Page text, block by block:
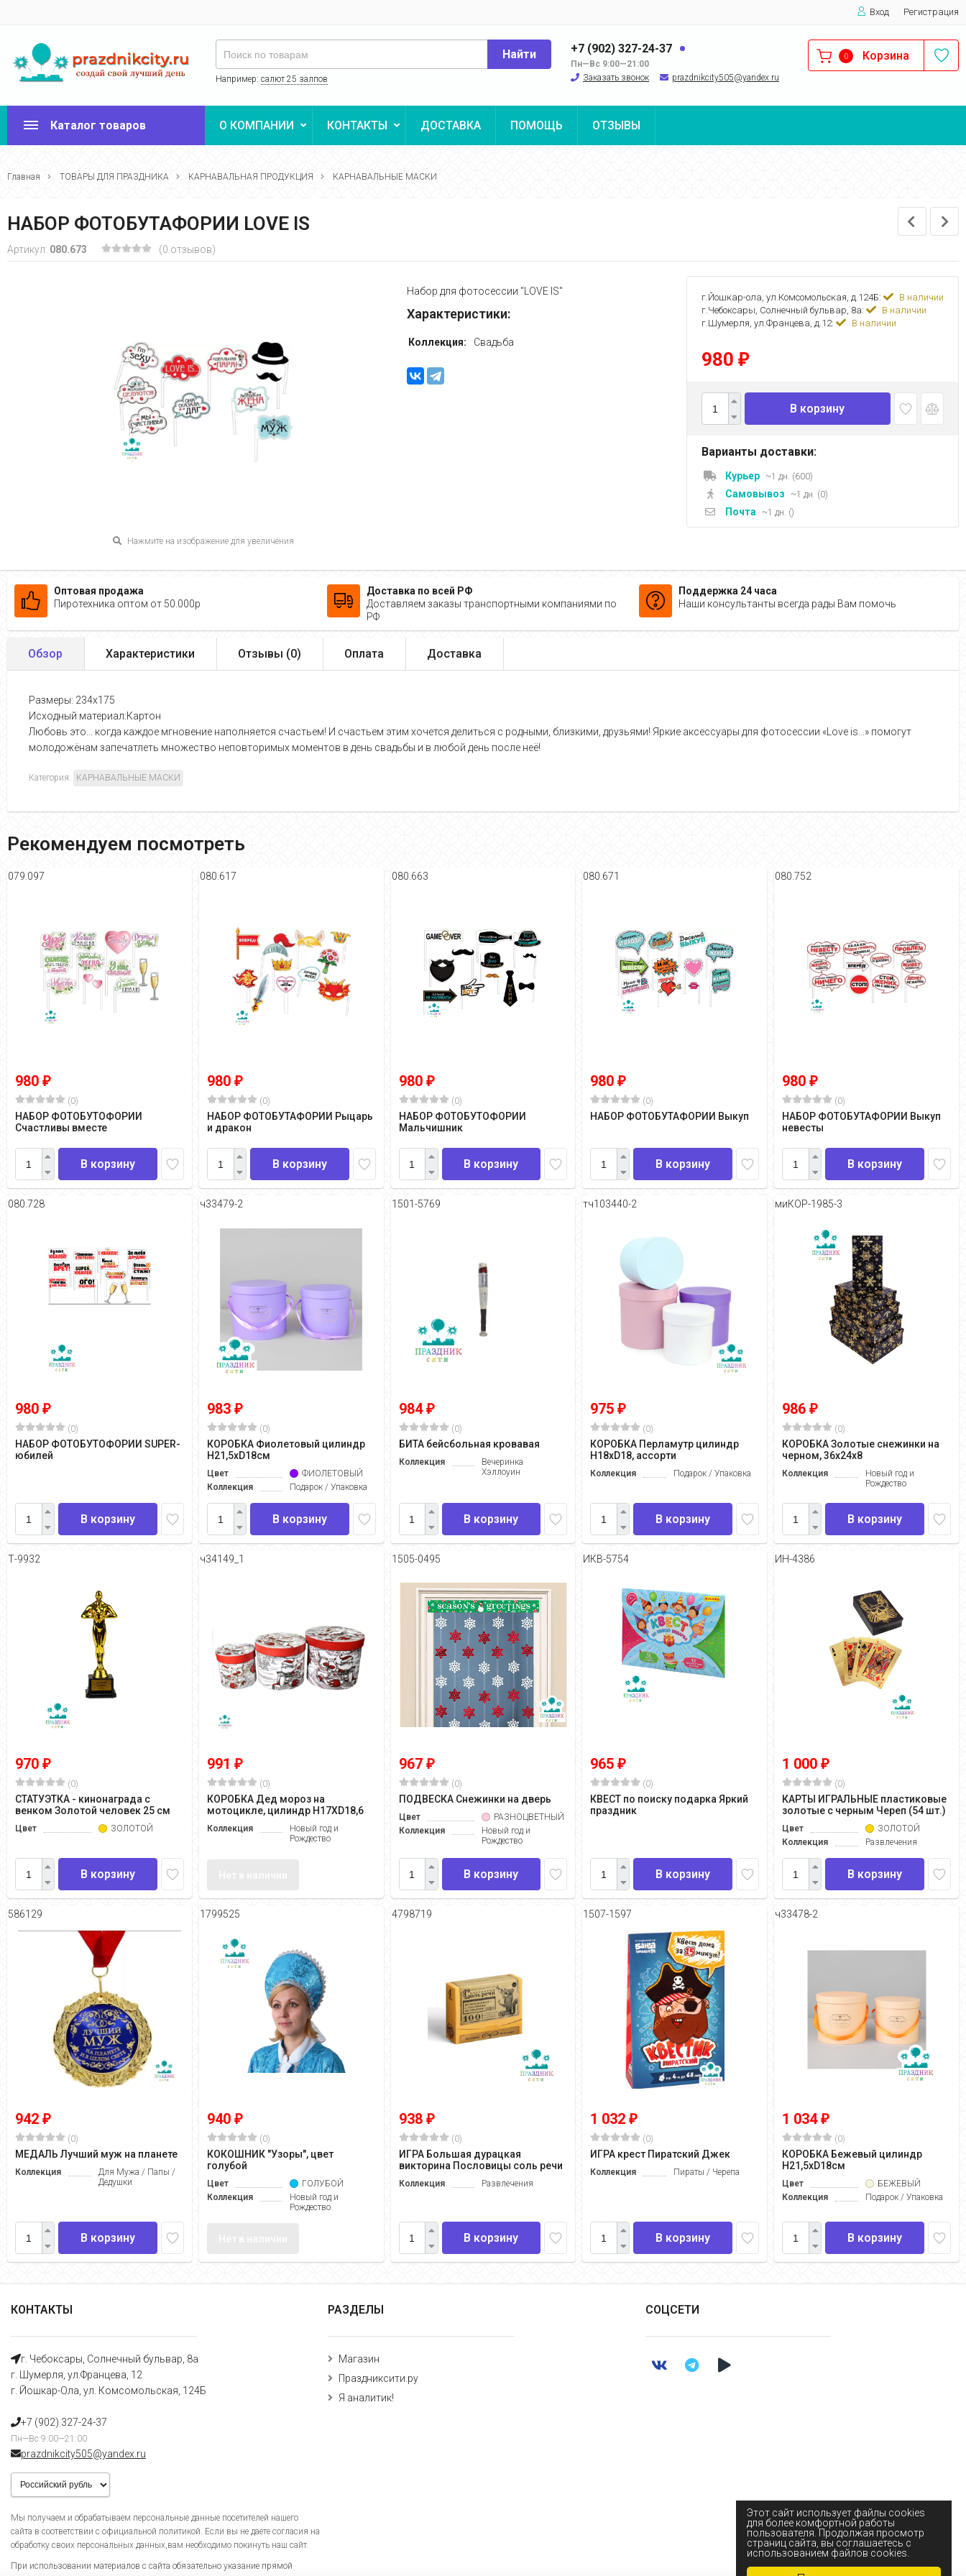
Этот сайт использует файлы cookies
для более комфортной работы
пользователя. Продолжая просмотр
страниц сайта, вы соглашаетесь с
использованием файлов cookies.
Вход Регистрация
+7 (902) 327-24-37
Пн—Вс 9:00—21:00
Заказать звонок
prazdnikcity505@yandеx.ru
Найти
Например: салют 25 залпов
0 Корзина
Каталог товаров О КОМПАНИИ КОНТАКТЫ ДОСТАВКА ПОМОЩЬ ОТЗЫВЫ
Главная ТОВАРЫ ДЛЯ ПРАЗДНИКА КАРНАВАЛЬНАЯ ПРОДУКЦИЯ КАРНАВАЛЬНЫЕ МАСКИ
НАБОР ФОТОБУТАФОРИИ LOVE IS
Артикул: 080.673 (0 отзывов)
Нажмите на изображение для увеличения
Набор для фотосессии "LOVE IS"
Характеристики:
Коллекция: Свадьба
г.Йошкар-ола, ул.Комсомольская, д.124Б:
В наличии
г.Чебоксары, Солнечный бульвар, 8а:
В наличии
г.Шумерля, ул.Францева, д.12:
В наличии
980 ₽
В корзину
Варианты доставки:
Курьер ~1 дн. (600)
Самовывоз ~1 дн. (0)
Почта ~1 дн. ()
Оптовая продажа
Пиротехника оптом от 50.000р
Доставка по всей РФ
Доставляем заказы транспортными компаниями по
РФ
Поддержка 24 часа
Наши консультанты всегда рады Вам помочь
Обзор Характеристики Отзывы (0) Оплата Доставка
Размеры: 234х175
Исходный материал:Картон
Любовь это... когда каждое мгновение наполняется счастьем! И счастьем этим хочется делиться с родными, близкими, друзьями! Яркие аксессуары для фотосессии «Love is...» помогут
молодожёнам запечатлеть множество неповторимых моментов в день свадьбы и в любой день после неё!
Категория: КАРНАВАЛЬНЫЕ МАСКИ
Рекомендуем посмотреть
079.097
980 ₽
(0)
НАБОР ФОТОБУТОФОРИИ
Счастливы вместе
В корзину
080.617
980 ₽
(0)
НАБОР ФОТОБУТАФОРИИ Рыцарь
и дракон
В корзину
080.663
980 ₽
(0)
НАБОР ФОТОБУТОФОРИИ
Мальчишник
В корзину
080.671
980₽
(0)
НАБОР ФОТОБУТАФОРИИ Выкуп
В корзину
080.752
980₽
(0)
НАБОР ФОТОБУТАФОРИИ Выкуп
невесты
В корзину
080.728
980 ₽
(0)
НАБОР ФОТОБУТОФОРИИ SUPER-
юбилей
В корзину
ч33479-2
983 ₽
(0)
КОРОБКА Фиолетовый цилиндр
H21,5хD18см
Цвет
ФИОЛЕТОВЫЙ
Коллекция
Подарок / Упаковка
В корзину
1501-5769
984 ₽
(0)
БИТА бейсбольная кровавая
Коллекция
Вечеринка
Хэллоуин
В корзину
тч103440-2
975₽
(0)
КОРОБКА Перламутр цилиндр
H18хD18, ассорти
Коллекция Подарок / Упаковка
В корзину
миКОР-1985-3
986₽
(0)
КОРОБКА Золотые снежинки на
черном, 36х24х8
Коллекция
Новый год и
Рождество
В корзину
Т-9932
970 ₽
(0)
СТАТУЭТКА - кинонаграда с
венком Золотой человек 25 см
Цвет ЗОЛОТОЙ
В корзину
ч34149_1
991 ₽
(0)
КОРОБКА Дед мороз на
мотоцикле, цилиндр H17ХD18,6
Коллекция
Новый год и
Рождество
1505-0495
967 ₽
(0)
ПОДВЕСКА Снежинки на дверь
Цвет
РАЗНОЦВЕТНЫЙ
Коллекция
Новый год и
Рождество
В корзину
ИКВ-5754
965₽
(0)
КВЕСТ по поиску подарка Яркий
праздник
В корзину
ИН-4386
1 000₽
(0)
КАРТЫ ИГРАЛЬНЫЕ пластиковые
золотые с черным Череп (54 шт.)
Цвет
ЗОЛОТОЙ
Коллекция
Развлечения
В корзину
586129
942 ₽
(0)
МЕДАЛЬ Лучший муж на планете
Коллекция
Для Мужа / Папы /
Дедушки
В корзину
1799525
940 ₽
(0)
КОКОШНИК "Узоры", цвет
голубой
Цвет
ГОЛУБОЙ
Коллекция
Новый год и
Рождество
4798719
938 ₽
(0)
ИГРА Большая дурацкая
викторина Пословицы соль речи
Коллекция Развлечения
В корзину
1507-1597
1 032₽
(0)
ИГРА крест Пиратский Джек
Коллекция Пираты / Черепа
В корзину
ч33478-2
1 034₽
(0)
КОРОБКА Бежевый цилиндр
H21,5хD18см
Цвет
БЕЖЕВЫЙ
Коллекция
Подарок / Упаковка
В корзину
КОНТАКТЫ
г. Чебоксары, Солнечный бульвар, 8а
г. Шумерля, ул.Францева, 12
г. Йошкар-Ола, ул. Комсомольская, 124Б
+7 (902) 327-24-37
Пн—Вс 9:00—21:00
prazdnikcity505@yandеx.ru
Мы получаем и обрабатываем персональные данные посетителей нашего
сайта в соответствии с официальной политикой. Если вы не даете согласия на
обработку своих персональных данных,вам необходимо покинуть наш сайт.
При использовании материалов с сайта обязательно указание прямой
РАЗДЕЛЫ
Магазин
Праздниксити.ру
Я аналитик!
СОЦСЕТИ